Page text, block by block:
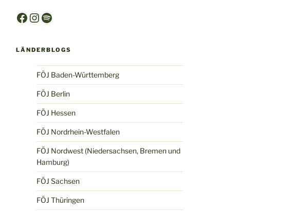
Facebook
Instagram
Spotify
LÄNDERBLOGS
FÖJ Baden-Württemberg
FÖJ Berlin
FÖJ Hessen
FÖJ Nordrhein-Westfalen
FÖJ Nordwest (Niedersachsen, Bremen und
Hamburg)
FÖJ Sachsen
FÖJ Thüringen